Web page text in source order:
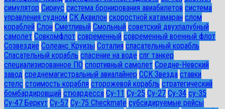
симулятор Сириус система бронирования авиабилетов система
управления судном СК Аквилон скоростной катамаран слом
кораблей Слон Сметливый Смольный советский двухпалубный
самолет Совкомфлот современный современный военный флот
Созвездие Солеанс Круизы Соталия спасательный корабль
Спасательный корабль спасение на воде спг танкер
специализированное ПО спортивный самолет Средне-Невский
завод среднемагистральный авиалайнер ССК Звезда ставки
стелс стоимость корабля сторожевой корабль стратегический
бомбардировщий стюардесса Су-11 Су-25 Су-27 Су-34 су-35
Су-47 Беркут Су-57 Су-75 Checkmate субсидируемые рейсы